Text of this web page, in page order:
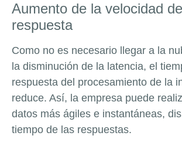
Aumento de la velocidad de
respuesta
Como no es necesario llegar a la
la disminución de la latencia, el
respuesta del procesamiento de la
reduce. Así, la empresa puede
datos más ágiles e instantáneas,
tiempo de las respuestas.